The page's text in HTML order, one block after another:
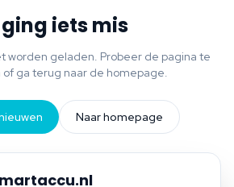
ging iets mis
worden geladen. Probeer de pagina te
ga terug naar de homepage.
Naar homepage